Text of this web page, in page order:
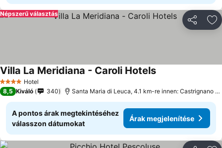
Népszerű választás
4 KategóriaHotel
Villa La Meridiana - Caroli Hotels
8,5 Kiváló 340 Santa Maria di Leuca, 4.1 km-re innen: Castrignano del Capo
A pontos árak megtekintéséhez
válasszon dátumokat
Árak megjelenítése